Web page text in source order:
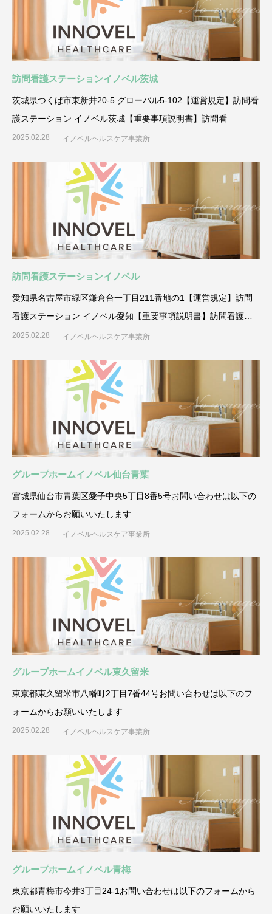
訪問看護ステーションイノベル茨城
茨城県つくば市東新井20-5 グローバル5-102【運営規定】訪問看
護ステーション イノベル茨城【重要事項説明書】訪問看
2025.02.28 イノベルヘルスケア事業所
訪問看護ステーションイノベル
愛知県名古屋市緑区鎌倉台一丁目211番地の1【運営規定】訪問
看護ステーション イノベル愛知【重要事項説明書】訪問看護ス
テ
2025.02.28 イノベルヘルスケア事業所
グループホームイノベル仙台青葉
宮城県仙台市青葉区愛子中央5丁目8番5号お問い合わせは以下の
フォームからお願いいたします
2025.02.28 イノベルヘルスケア事業所
グループホームイノベル東久留米
東京都東久留米市八幡町2丁目7番44号お問い合わせは以下のフ
ォームからお願いいたします
2025.02.28 イノベルヘルスケア事業所
グループホームイノベル青梅
東京都青梅市今井3丁目24-1お問い合わせは以下のフォームから
お願いいたします